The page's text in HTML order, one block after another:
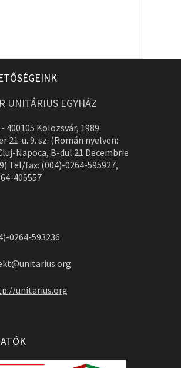
UNITÁRIUS EGYHÁZ
- 400105 Kolozsvár, 1989.
21. u. 9. sz. (Román nyelven:
Napoca, B-dul 21 Decembrie
Tel/fax: (004)-0264-595927,
405557
0264-593236
unitarius.org